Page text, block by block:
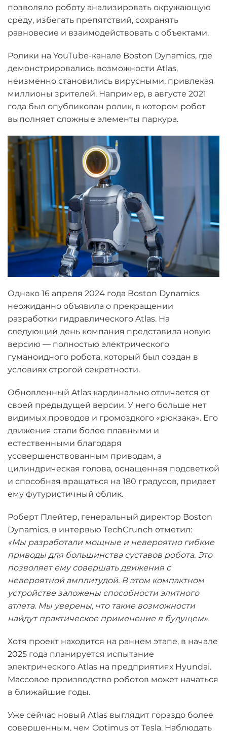
позволяло роботу анализировать окружающую
среду, избегать препятствий, сохранять
равновесие и взаимодействовать с объектами.
Ролики на YouTube-канале Boston Dynamics, где
демонстрировались возможности Atlas,
неизменно становились вирусными, привлекая
миллионы зрителей. Например, в августе 2021
года был опубликован ролик, в котором робот
выполняет сложные элементы паркура.
Однако 16 апреля 2024 года Boston Dynamics
неожиданно объявила о прекращении
разработки гидравлического Atlas. На
следующий день компания представила новую
версию — полностью электрического
гуманоидного робота, который был создан в
условиях строгой секретности.
Обновленный Atlas кардинально отличается от
своей предыдущей версии. У него больше нет
видимых проводов и громоздкого «рюкзака». Его
движения стали более плавными и
естественными благодаря
усовершенствованным приводам, а
цилиндрическая голова, оснащенная подсветкой
и способная вращаться на 180 градусов, придает
ему футуристичный облик.
Роберт Плейтер, генеральный директор Boston
Dynamics, в интервью TechCrunch отметил:
«Мы разработали мощные и невероятно гибкие
приводы для большинства суставов робота. Это
позволяет ему совершать движения с
невероятной амплитудой. В этом компактном
устройстве заложены способности элитного
атлета. Мы уверены, что такие возможности
найдут практическое применение в будущем».
Хотя проект находится на раннем этапе, в начале
2025 года планируется испытание
электрического Atlas на предприятиях Hyundai.
Массовое производство роботов может начаться
в ближайшие годы.
Уже сейчас новый Atlas выглядит гораздо более
совершенным, чем Optimus от Tesla. Наблюдать